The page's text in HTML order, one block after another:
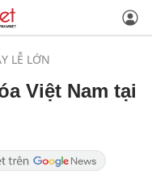
LỄ LỚN
Việt Nam tại